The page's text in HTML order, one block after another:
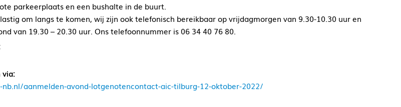
parkeerplaats en een bushalte in de buurt.
om langs te komen, wij zijn ook telefonisch bereikbaar op vrijdagmorgen van 9.30-10.30 uur en
van 19.30 – 20.30 uur. Ons telefoonnummer is 06 34 40 76 80.
via:
aanmelden-avond-lotgenotencontact-aic-tilburg-12-oktober-2022/